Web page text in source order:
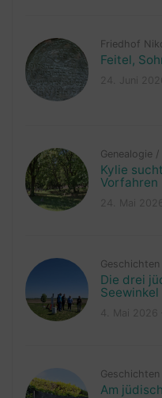
Friedhof
Feitel,
Genealogie /
Kylie
Vorfahren
Geschichten
Die drei
Seewinkel
Geschichten
Am